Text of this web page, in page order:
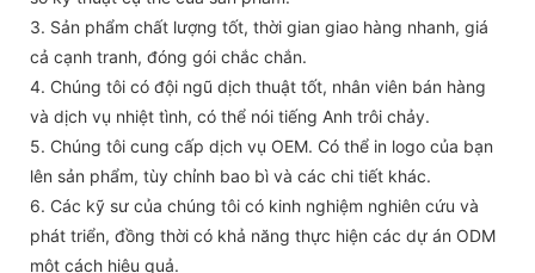
3. Sản phẩm chất lượng tốt, thời gian giao hàng nhanh, giá
cả cạnh tranh, đóng gói chắc chắn.
4. Chúng tôi có đội ngũ dịch thuật tốt, nhân viên bán hàng
và dịch vụ nhiệt tình, có thể nói tiếng Anh trôi chảy.
5. Chúng tôi cung cấp dịch vụ OEM. Có thể in logo của bạn
lên sản phẩm, tùy chỉnh bao bì và các chi tiết khác.
6. Các kỹ sư của chúng tôi có kinh nghiệm nghiên cứu và
phát triển, đồng thời có khả năng thực hiện các dự án ODM
một cách hiệu quả.